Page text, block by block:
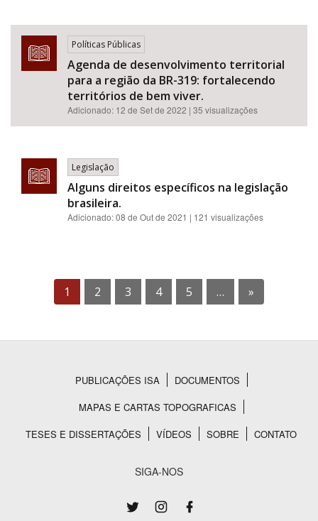
Políticas Públicas
Agenda de desenvolvimento territorial
para a região da BR-319: fortalecendo
territórios de bem viver.
Adicionado: 12 de Set de 2022 | 35 visualizações
Legislação
Alguns direitos específicos na legislação
brasileira.
Adicionado:08 de Out de 2021 | 121 visualizações
1 2 3 4 5 … »
Rodapé
PUBLICAÇÕES ISA
DOCUMENTOS
MAPAS E CARTAS TOPOGRAFICAS
TESES E DISSERTAÇÕES
VÍDEOS SOBRE CONTATO
SIGA-NOS